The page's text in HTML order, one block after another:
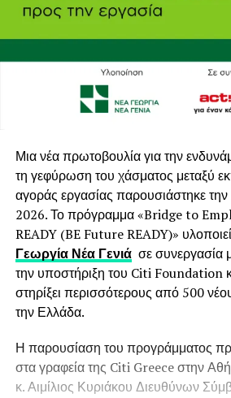
Μια νέα πρωτοβουλία για την
τη γεφύρωση του χάσματος μεταξύ
αγοράς εργασίας παρουσιάστηκε την
2026. Το πρόγραμμα «Bridge to
READY (BE Future READY)»
Γεωργία Νέα Γενιά σε συνεργασία
την υποστήριξη του Citi Foundation
στηρίξει περισσότερους από 500
την Ελλάδα.
Η παρουσίαση του προγράμματος
στα γραφεία της Citi Greece στην
κ. Αιμίλιος Κυριάκου Διευθύνων